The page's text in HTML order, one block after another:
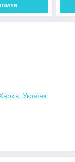
Україна